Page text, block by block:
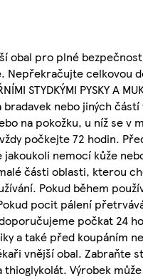
obal pro plné
Nepřekračujte celkovou
STYDKÝMI PYSKY A
nebo jiných
na pokožku, u níž se
počkejte 72 hodin.
nemocí kůže
části oblasti, kterou
Pokud během
pocit pálení
počkat 24
také před koupáním
vnější obal. Zabraňte
Výrobek